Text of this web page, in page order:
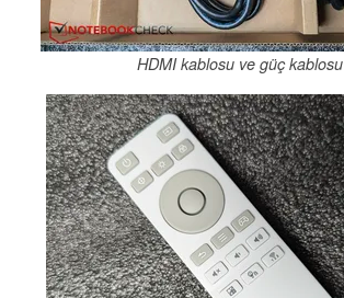
HDMI kablosu ve güç kablosu